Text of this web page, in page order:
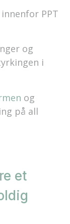
PPT
og
i
og
på all
et